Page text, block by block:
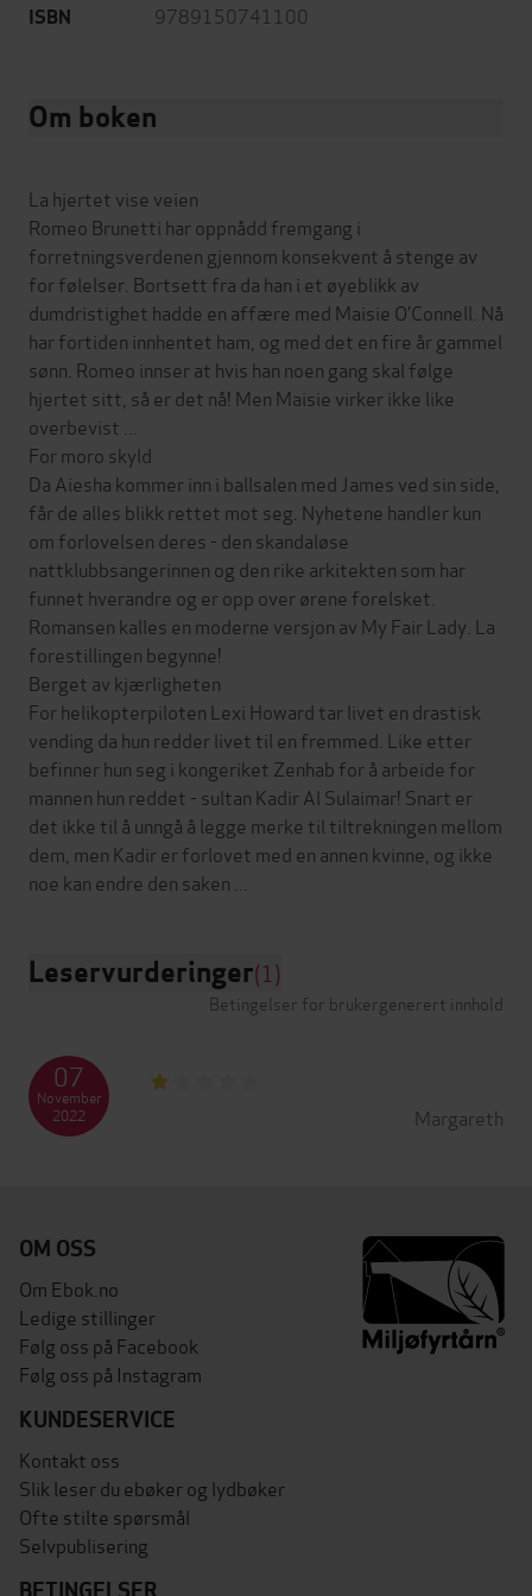
ISBN 9789150741100
Om boken
La hjertet vise veien
Romeo Brunetti har oppnådd fremgang i
forretningsverdenen gjennom konsekvent å stenge av
for følelser. Bortsett fra da han i et øyeblikk av
dumdristighet hadde en affære med Maisie O’Connell. Nå
har fortiden innhentet ham, og med det en fire år gammel
sønn. Romeo innser at hvis han noen gang skal følge
hjertet sitt, så er det nå! Men Maisie virker ikke like
overbevist ...
For moro skyld
Da Aiesha kommer inn i ballsalen med James ved sin side,
får de alles blikk rettet mot seg. Nyhetene handler kun
om forlovelsen deres - den skandaløse
nattklubbsangerinnen og den rike arkitekten som har
funnet hverandre og er opp over ørene forelsket.
Romansen kalles en moderne versjon av My Fair Lady. La
forestillingen begynne!
Berget av kjærligheten
For helikopterpiloten Lexi Howard tar livet en drastisk
vending da hun redder livet til en fremmed. Like etter
befinner hun seg i kongeriket Zenhab for å arbeide for
mannen hun reddet - sultan Kadir Al Sulaimar! Snart er
det ikke til å unngå å legge merke til tiltrekningen mellom
dem, men Kadir er forlovet med en annen kvinne, og ikke
Leservurderinger(1)
Betingelser for brukergenerert innhold
Margareth
07
November
2022
OM OSS
Om Ebok.no
Ledige stillinger
Følg oss på Facebook
Følg oss på Instagram
KUNDESERVICE
Kontakt oss
Slik leser du ebøker og lydbøker
Ofte stilte spørsmål
Selvpublisering